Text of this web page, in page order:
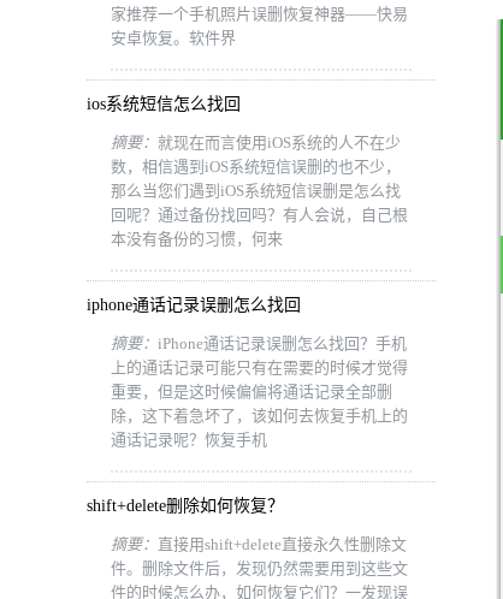
家推荐一个手机照片误删恢复神器——快易
安卓恢复。软件界
ios系统短信怎么找回
摘要： 就现在而言使用iOS系统的人不在少
数，相信遇到iOS系统短信误删的也不少，
那么当您们遇到iOS系统短信误删是怎么找
回呢？通过备份找回吗？有人会说，自己根
本没有备份的习惯，何来
iphone通话记录误删怎么找回
摘要： iPhone通话记录误删怎么找回？手机
上的通话记录可能只有在需要的时候才觉得
重要，但是这时候偏偏将通话记录全部删
除，这下着急坏了，该如何去恢复手机上的
通话记录呢？恢复手机
shift+delete删除如何恢复？
摘要： 直接用shift+delete直接永久性删除文
件。删除文件后，发现仍然需要用到这些文
件的时候怎么办，如何恢复它们？一发现误